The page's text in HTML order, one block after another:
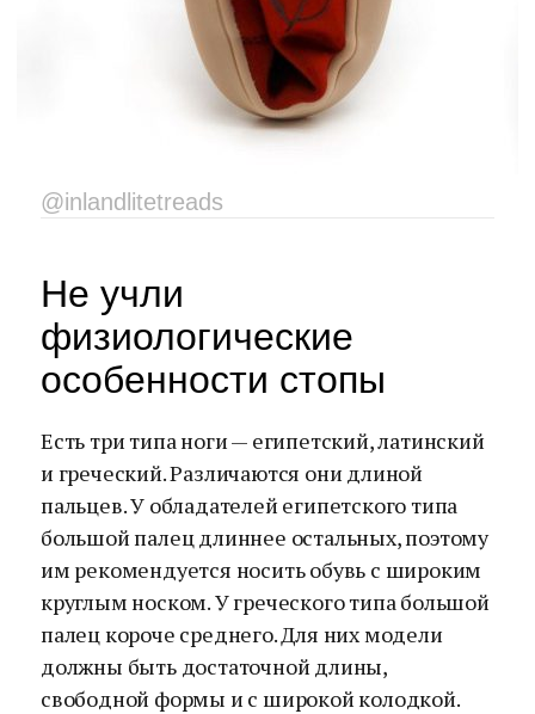
@inlandlitetreads
Не учли
физиологические
особенности стопы
Есть три типа ноги — египетский, латинский
и греческий. Различаются они длиной
пальцев. У обладателей египетского типа
большой палец длиннее остальных, поэтому
им рекомендуется носить обувь с широким
круглым носком. У греческого типа большой
палец короче среднего. Для них модели
должны быть достаточной длины,
свободной формы и с широкой колодкой.